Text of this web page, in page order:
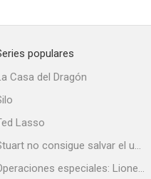
populares
Casa del Dragón
Lasso
Stuart no consigue salvar el universo
Operaciones especiales: Lioness